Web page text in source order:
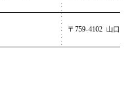
〒759-4102 山口県